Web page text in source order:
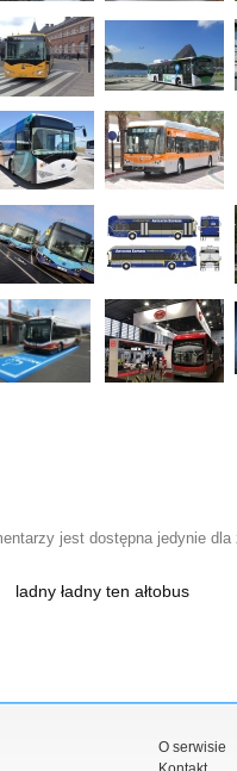
jest dostępna jedynie
ladny ładny ten ałtobus
O serwisie